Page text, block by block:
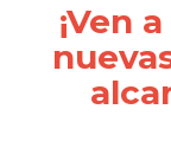
¡Ven